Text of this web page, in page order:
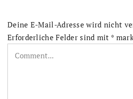
Deine E-Mail-Adresse wird nicht
Erforderliche Felder sind mit *